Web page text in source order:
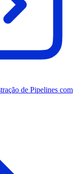
de Pipelines com